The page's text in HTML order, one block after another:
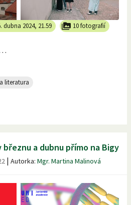
dubna 2024, 21.59 10 fotografií
literatura
a dubnu přímo na Bigy
| Autorka: Mgr. Martina Malinová